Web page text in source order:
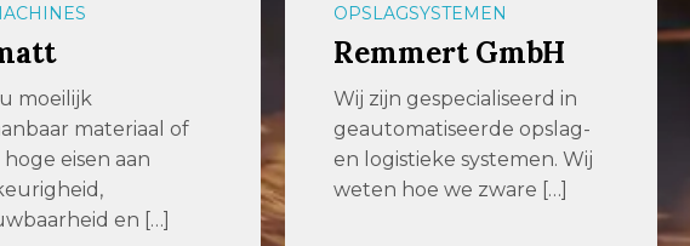
moeilijk
materiaal of
eisen aan
en […]
OPSLAGSYSTEMEN
Remmert GmbH
Wij zijn gespecialiseerd in
geautomatiseerde opslag-
en logistieke systemen. Wij
weten hoe we zware […]